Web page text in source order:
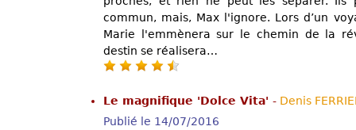
commun, mais, Max l'ignore. Lors d’un
Marie l'emmènera sur le chemin de la
destin se réalisera…
Le magnifique 'Dolce Vita' - Denis
Publié le 14/07/2016